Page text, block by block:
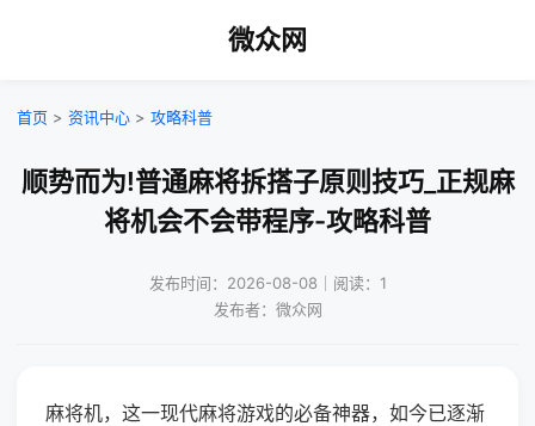
微众网
首页 > 资讯中心 > 攻略科普
顺势而为!普通麻将拆搭子原则技巧_正规麻
将机会不会带程序-攻略科普
发布时间：2026-08-08｜阅读：1
发布者：微众网
麻将机，这一现代麻将游戏的必备神器，如今已逐渐